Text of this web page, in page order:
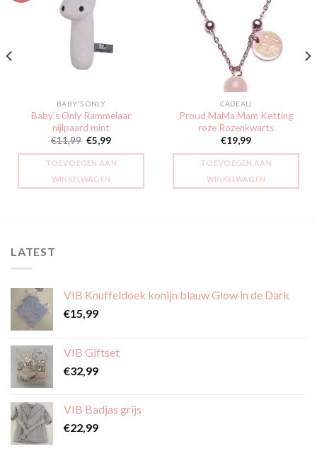
BABY'S ONLY
Baby’s Only Rammelaar
nijlpaard mint
€11,99 Oorspronkelijke
prijs
was:
€11,99.
€5,99Huidige
is:
€5,99.
TOEVOEGEN AAN
WINKELWAGEN
Toevoegen
verlanglijst
CADEAU
Proud MaMa Mam Ketting
roze Rozenkwarts
€19,99
TOEVOEGEN AAN
WINKELWAGEN
LATEST
VIB Knuffeldoek konijn blauw Glow in de Dark
€15,99
VIB Giftset
€32,99
VIB Badjas grijs
€22,99